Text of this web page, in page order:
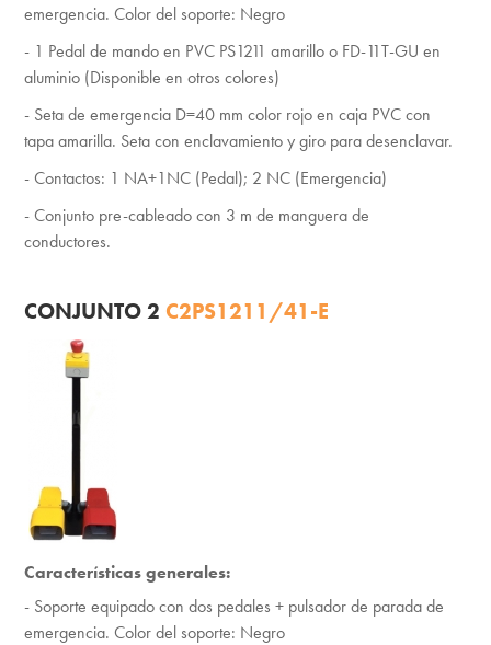
emergencia. Color del soporte: Negro
- 1 Pedal de mando en PVC PS1211 amarillo o FD-11T-GU en
aluminio (Disponible en otros colores)
- Seta de emergencia D=40 mm color rojo en caja PVC con
tapa amarilla. Seta con enclavamiento y giro para desenclavar.
- Contactos: 1 NA+1NC (Pedal); 2 NC (Emergencia)
- Conjunto pre-cableado con 3 m de manguera de
conductores.
CONJUNTO 2 C2PS1211/41-E
Características generales:
- Soporte equipado con dos pedales + pulsador de parada de
emergencia. Color del soporte: Negro